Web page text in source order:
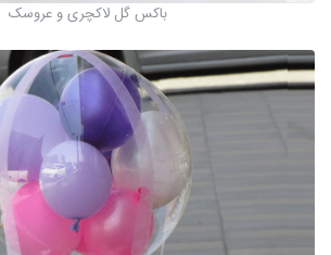
باکس گل لاکچری و عروسک